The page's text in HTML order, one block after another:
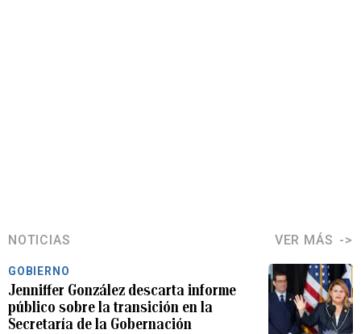
NOTICIAS VER MÁS
GOBIERNO
Jenniffer González descarta informe
público sobre la transición en la
Secretaría de la Gobernación